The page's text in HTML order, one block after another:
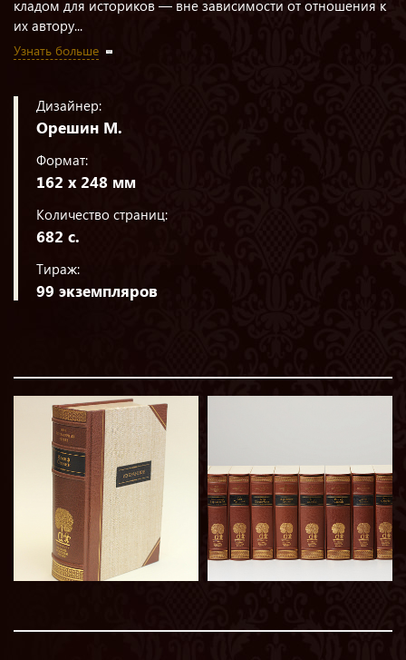
кладом для историков — вне зависимости от отношения к
их автору...
Узнать больше
Дизайнер:
Орешин М.
Формат:
162 х 248 мм
Количество страниц:
682 с.
Тираж:
99 экземпляров